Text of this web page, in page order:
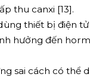
thu canxi [13].
thiết bị điện
hưởng đến
sai cách có thể